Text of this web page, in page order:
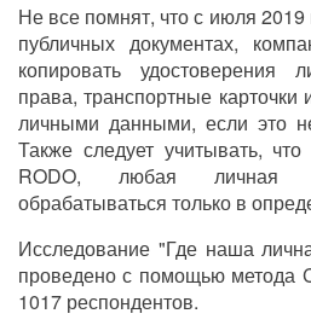
Не все помнят, что с июля 2019
публичных документах,
копировать удостоверения
права, транспортные карточки
личными данными, если это
Также следует учитывать,
RODO, любая личная
обрабатываться только в
Исследование "Где наша
проведено с помощью метода
1017 респондентов.